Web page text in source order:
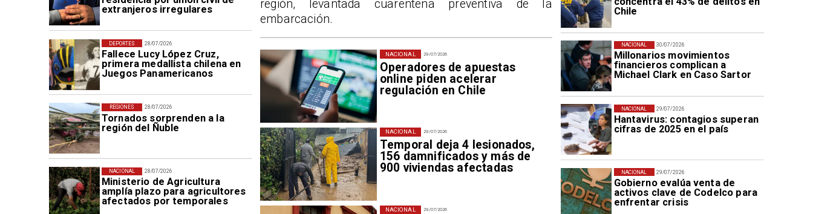
Chile
30/07/2026
Millonarios movimientos
financieros complican a
Michael Clark en Caso Sartor
NACIONAL
29/07/2026
Hantavirus: contagios superan
cifras de 2025 en el país
NACIONAL
29/07/2026
Gobierno evalúa venta de
activos clave de Codelco para
enfrentar crisis
NACIONAL
extranjeros irregulares
28/07/2026
Fallece Lucy López Cruz,
primera medallista chilena en
Juegos Panamericanos
DEPORTES
28/07/2026
Tornados sorprenden a la
región del Ñuble
REGIONES
28/07/2026
Ministerio de Agricultura
amplía plazo para agricultores
afectados por temporales
NACIONAL
29/07/2026
Operadores de apuestas
online piden acelerar
regulación en Chile
NACIONAL
29/07/2026
Temporal deja 4 lesionados,
156 damnificados y más de
900 viviendas afectadas
NACIONAL
29/07/2026
NACIONAL
región, levantada cuarentena preventiva de la
embarcación.